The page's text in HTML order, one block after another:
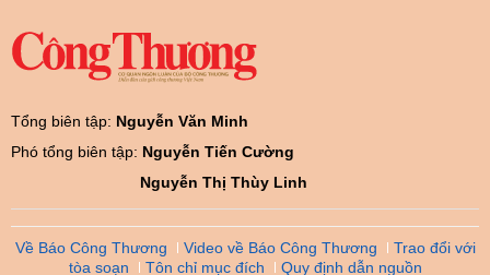
Tổng biên tập: Nguyễn Văn Minh
Phó tổng biên tập: Nguyễn Tiến Cường
Nguyễn Thị Thùy Linh
Về Báo Công Thương Video về Báo Công Thương
Trao đổi với
tòa soạn
Tôn chỉ mục đích Quy định dẫn nguồn